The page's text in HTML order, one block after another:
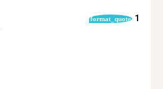
format_quote 1